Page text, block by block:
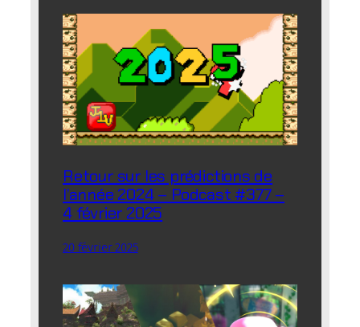
Retour sur les prédictions de
l’année 2024 – Podcast #377 –
4 février 2025
20 février 2025